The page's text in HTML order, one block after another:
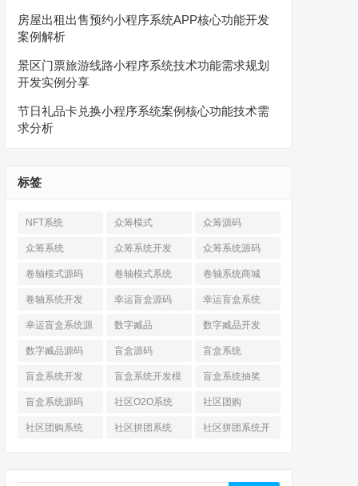
房屋出租出售预约小程序系统APP核心功能开发
案例解析
景区门票旅游线路小程序系统技术功能需求规划
开发实例分享
节日礼品卡兑换小程序系统案例核心功能技术需
求分析
标签
NFT系统 众筹模式 众筹源码
众筹系统 众筹系统开发 众筹系统源码
卷轴模式源码 卷轴模式系统 卷轴系统商城
卷轴系统开发 幸运盲盒源码 幸运盲盒系统
幸运盲盒系统源
码
数字臧品 数字臧品开发
数字臧品源码 盲盒源码 盲盒系统
盲盒系统开发
盲盒系统开发模
式
盲盒系统抽奖
盲盒系统源码 社区O2O系统 社区团购
社区团购系统 社区拼团系统
社区拼团系统开